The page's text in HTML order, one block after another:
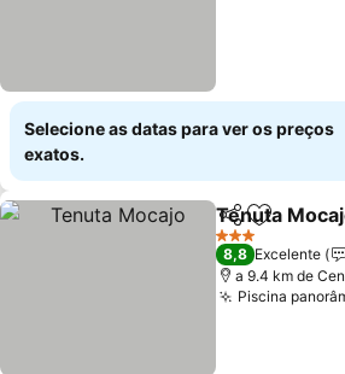
Selecione as datas para ver os preços
exatos.
Partilhar
Tenuta
3 Estrelas
8,8 Excelente
a 9.4 km de
Piscina